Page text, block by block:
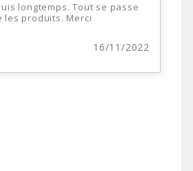
longtemps. Tout se passe
produits. Merci
16/11/2022